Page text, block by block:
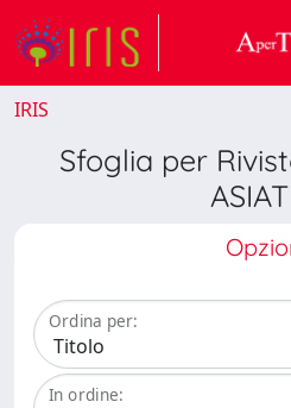
IRIS
Sfoglia per
Ordina per:
In ordine: